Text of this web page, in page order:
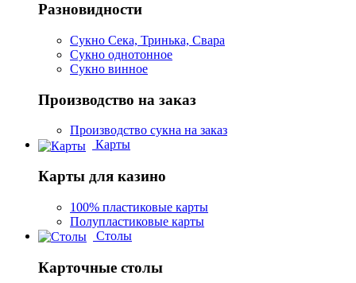
Разновидности
Сукно Сека, Тринька, Свара
Сукно однотонное
Сукно винное
Производство на заказ
Производство сукна на заказ
Карты
Карты для казино
100% пластиковые карты
Полупластиковые карты
Столы
Карточные столы